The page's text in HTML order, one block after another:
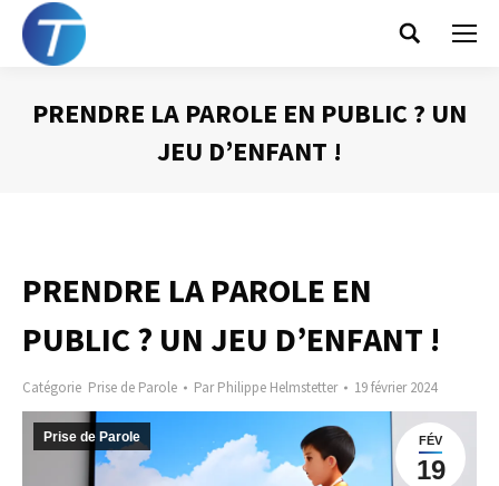
Search:
PRENDRE LA PAROLE EN PUBLIC ? UN
JEU D’ENFANT !
PRENDRE LA PAROLE EN
PUBLIC ? UN JEU D’ENFANT !
Catégorie Prise de Parole ParPhilippe Helmstetter 19 février 2024
FÉV
19
Prise de Parole